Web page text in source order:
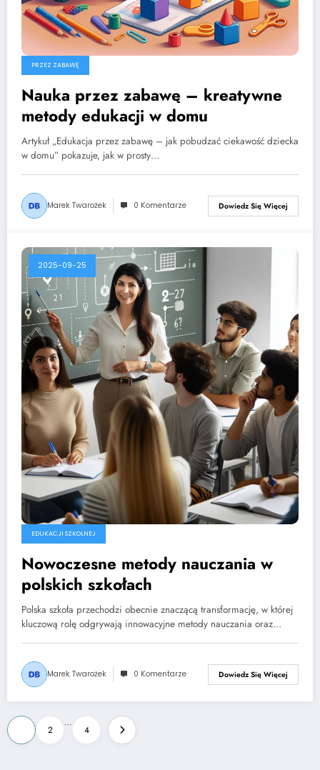
PRZEZ ZABAWĘ
Nauka przez zabawę – kreatywne
metody edukacji w domu
Artykuł „Edukacja przez zabawę – jak pobudzać ciekawość dziecka
w domu” pokazuje, jak w prosty…
Marek Twarożek 0 Komentarze Dowiedz Się Więcej
2025-09-25
EDUKACJI SZKOLNEJ
Nowoczesne metody nauczania w
polskich szkołach
Polska szkoła przechodzi obecnie znaczącą transformację, w której
kluczową rolę odgrywają innowacyjne metody nauczania oraz…
Marek Twarożek 0 Komentarze Dowiedz Się Więcej
Stronicowanie
wpisów
2
…
4